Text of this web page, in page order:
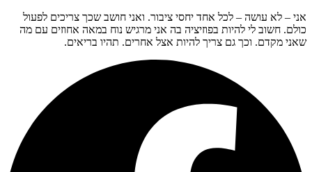
אני – לא עושה – לכל אחד יחסי ציבור. ואני חושב שכך צריכים לפעול
כולם. חשוב לי להיות בפוזיציה בה אני מרגיש נוח במאה אחוזים עם מה
שאני מקדם. וכך גם צריך להיות אצל אחרים. תהיו בריאים.